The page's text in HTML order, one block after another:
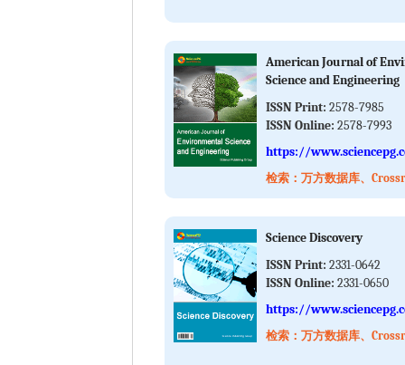
American Journal of
Science and Engineering
ISSN Print: 2578-7985
ISSN Online: 2578-7993
https://
检索：万方数据库、
Science Discovery
ISSN Print: 2331-0642
ISSN Online: 2331-0650
https://
检索：万方数据库、